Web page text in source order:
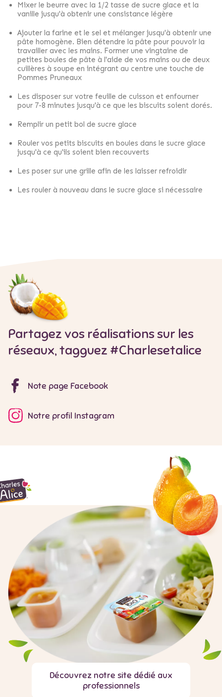
Mixer le beurre avec la 1/2 tasse de sucre glace et la
vanille jusqu'à obtenir une consistance légère
Ajouter la farine et le sel et mélanger jusqu'à obtenir une
pâte homogène. Bien détendre la pâte pour pouvoir la
travailler avec les mains. Former une vingtaine de
petites boules de pâte à l'aide de vos mains ou de deux
cuillères à soupe en intégrant au centre une touche de
Pommes Pruneaux
Les disposer sur votre feuille de cuisson et enfourner
pour 7-8 minutes jusqu'à ce que les biscuits soient dorés.
Remplir un petit bol de sucre glace
Rouler vos petits biscuits en boules dans le sucre glace
jusqu'à ce qu'ils soient bien recouverts
Les poser sur une grille afin de les laisser refroidir
Les rouler à nouveau dans le sucre glace si nécessaire
Partagez vos réalisations sur les
réseaux, tagguez #Charlesetalice
Note page Facebook
Notre profil Instagram
Découvrez notre site dédié aux
professionnels